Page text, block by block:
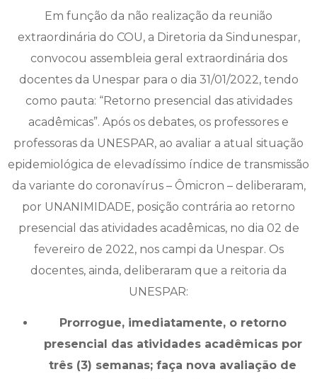
Em função da não realização da reunião
extraordinária do COU, a Diretoria da Sindunespar,
convocou assembleia geral extraordinária dos
docentes da Unespar para o dia 31/01/2022, tendo
como pauta: “Retorno presencial das atividades
acadêmicas”. Após os debates, os professores e
professoras da UNESPAR, ao avaliar a atual situação
epidemiológica de elevadíssimo índice de transmissão
da variante do coronavírus – Ômicron – deliberaram,
por UNANIMIDADE, posição contrária ao retorno
presencial das atividades acadêmicas, no dia 02 de
fevereiro de 2022, nos campi da Unespar. Os
docentes, ainda, deliberaram que a reitoria da
UNESPAR:
Prorrogue, imediatamente, o retorno
presencial das atividades acadêmicas por
três (3) semanas; faça nova avaliação de